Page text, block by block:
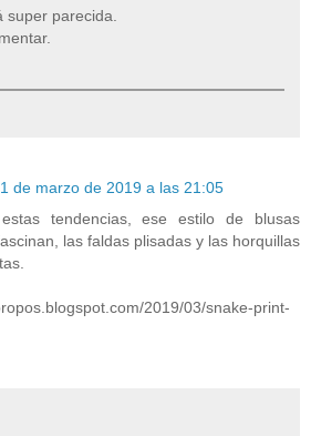
super parecida.
de marzo de 2019 a las 21:05
tendencias, ese estilo de blusas
las faldas plisadas y las horquillas
2019/03/snake-print-